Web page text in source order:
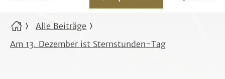
Alle Beiträge
Am 13. Dezember ist Sternstunden-Tag